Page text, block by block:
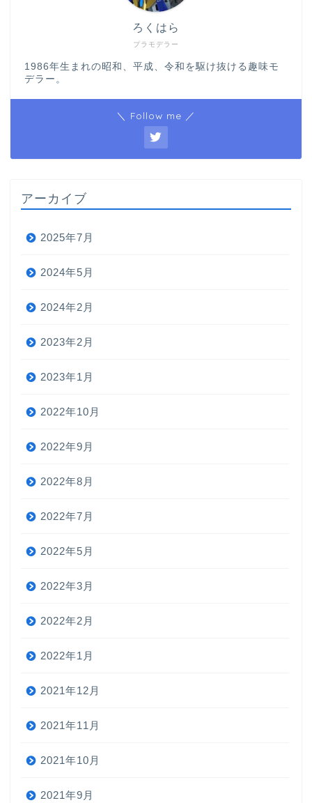
プラモデラー
ろくはら
1986年生まれの昭和、平成、令和を駆け抜ける趣味モ
デラー。
＼ Follow me ／
アーカイブ
2025年7月
2024年5月
2024年2月
2023年2月
2023年1月
2022年10月
2022年9月
2022年8月
2022年7月
2022年5月
2022年3月
2022年2月
2022年1月
2021年12月
2021年11月
2021年10月
2021年9月